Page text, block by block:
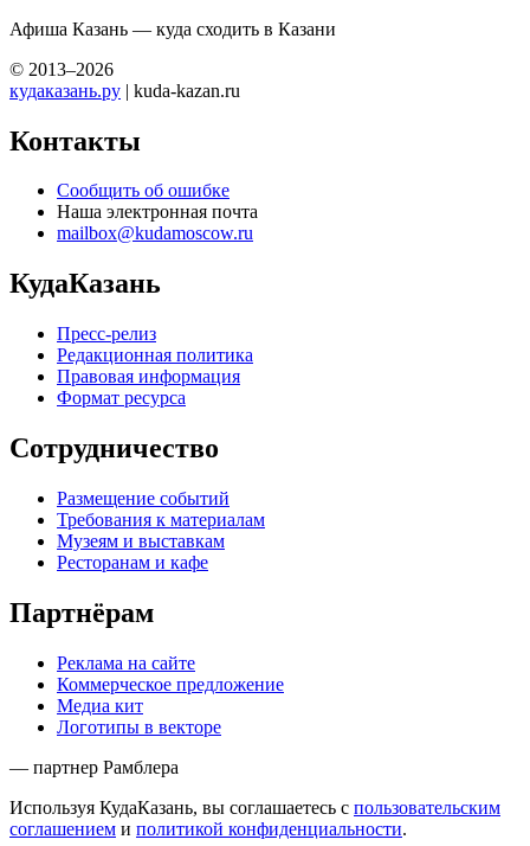
Афиша Казань — куда сходить в Казани
© 2013–2026
кудаказань.ру | kuda-kazan.ru
Контакты
Сообщить об ошибке
Наша электронная почта
mailbox@kudamoscow.ru
КудаКазань
Пресс-релиз
Редакционная политика
Правовая информация
Формат ресурса
Сотрудничество
Размещение событий
Требования к материалам
Музеям и выставкам
Ресторанам и кафе
Партнёрам
Реклама на сайте
Коммерческое предложение
Медиа кит
Логотипы в векторе
— партнер Рамблера
Используя КудаКазань, вы соглашаетесь с пользовательским
соглашением и политикой конфиденциальности.